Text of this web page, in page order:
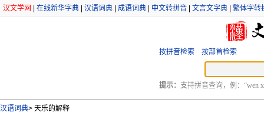
汉文学网 在线新华字典 汉语词典 成语词典 中文转拼音 文言文字典 繁体字转
按拼音检索 按部首检索
提示： 支持拼音查询，例：“wen
汉语词典> 天乐的解释